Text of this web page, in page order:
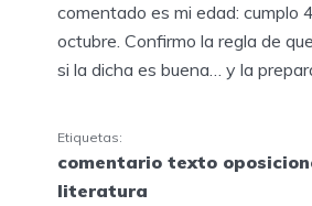
comentado es mi edad: cumplo
octubre. Confirmo la regla de
si la dicha es buena… y la
Etiquetas:
comentario texto
literatura